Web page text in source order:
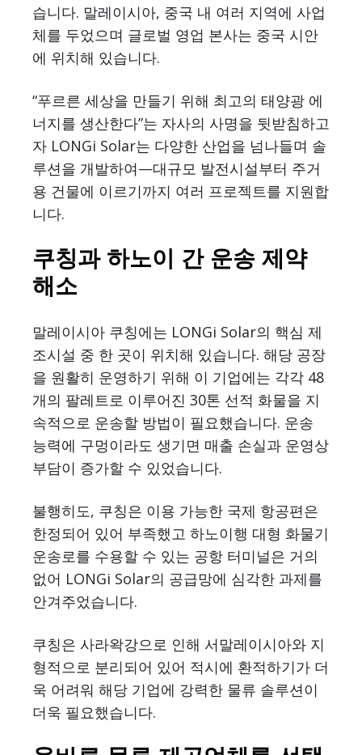
습니다. 말레이시아, 중국 내 여러 지역에 사업
체를 두었으며 글로벌 영업 본사는 중국 시안
에 위치해 있습니다.
“푸르른 세상을 만들기 위해 최고의 태양광 에
너지를 생산한다”는 자사의 사명을 뒷받침하고
자 LONGi Solar는 다양한 산업을 넘나들며 솔
루션을 개발하여—대규모 발전시설부터 주거
용 건물에 이르기까지 여러 프로젝트를 지원합
니다.
쿠칭과 하노이 간 운송 제약
해소
말레이시아 쿠칭에는 LONGi Solar의 핵심 제
조시설 중 한 곳이 위치해 있습니다. 해당 공장
을 원활히 운영하기 위해 이 기업에는 각각 48
개의 팔레트로 이루어진 30톤 선적 화물을 지
속적으로 운송할 방법이 필요했습니다. 운송
능력에 구멍이라도 생기면 매출 손실과 운영상
부담이 증가할 수 있었습니다.
불행히도, 쿠칭은 이용 가능한 국제 항공편은
한정되어 있어 부족했고 하노이행 대형 화물기
운송로를 수용할 수 있는 공항 터미널은 거의
없어 LONGi Solar의 공급망에 심각한 과제를
안겨주었습니다.
쿠칭은 사라왁강으로 인해 서말레이시아와 지
형적으로 분리되어 있어 적시에 환적하기가 더
욱 어려워 해당 기업에 강력한 물류 솔루션이
더욱 필요했습니다.